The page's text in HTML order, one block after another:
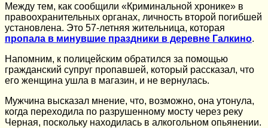
Между тем, как сообщили «Криминальной хронике» в
правоохранительных органах, личность второй погибшей
установлена. Это 57-летняя жительница, которая
пропала в минувшие праздники в деревне Галкино.
Напомним, к полицейским обратился за помощью
гражданский супруг пропавшей, который рассказал, что
его женщина ушла в магазин, и не вернулась.
Мужчина высказал мнение, что, возможно, она утонула,
когда переходила по разрушенному мосту через реку
Черная, поскольку находилась в алкогольном опьянении.